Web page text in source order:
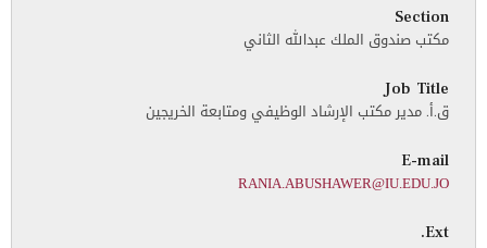
Section
مكتب صندوق الملك عبدالله الثاني
Job Title
ق.أ. مدير مكتب الإرشاد الوظيفي ومتابعة الخريجين
E-mail
RANIA.ABUSHAWER@IU.EDU.JO
Ext.